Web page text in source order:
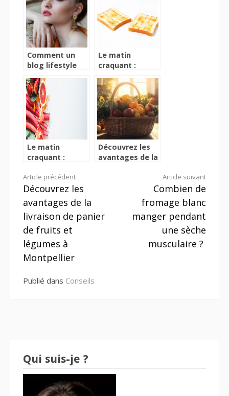
Comment un
blog lifestyle
transformer
votre vie et
vous aider a
realiser vos
reves
Le matin
craquant :
d’energie avec
les biscottes au
ble
Le matin
craquant :
d’energie avec
les biscottes au
Découvrez les
avantages de la
Lire
la
suite
Article précédent
Découvrez les
avantages de la
livraison de panier
de fruits et
légumes à
Montpellier
Article suivant
Combien de
fromage blanc
manger pendant
une sèche
musculaire ?
Publié dans Conseils
Qui suis-je ?